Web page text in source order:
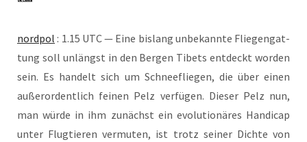
nord­pol : 1.15 UTC — Eine bis­lang unbe­kann­te Flie­gen­gat­
tung soll unlängst in den Ber­gen Tibets ent­deckt wor­den
sein. Es han­delt sich um Schnee­flie­gen, die über einen
außer­or­dent­lich fei­nen Pelz ver­fü­gen. Die­ser Pelz nun,
man wür­de in ihm zunächst ein evo­lu­tio­nä­res Han­di­cap
unter Flug­tie­ren ver­mu­ten, ist trotz sei­ner Dich­te von